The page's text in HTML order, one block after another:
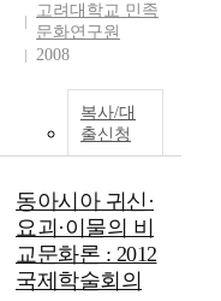
고려대학교 민족
문화연구원
2008
복사/대
출신청
동아시아 귀신·
요괴·이물의 비
교문화론 : 2012
국제학술회의